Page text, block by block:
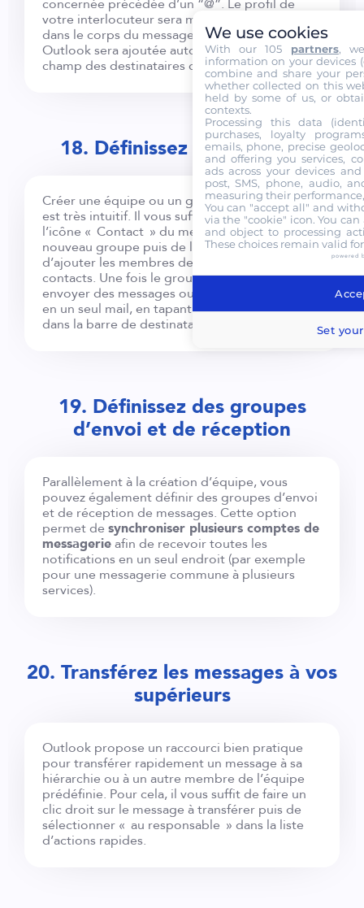
concernée précédée d’un “@”. Le profil de
votre interlocuteur sera mis en surbrillance
dans le corps du message et son adresse mail
Outlook sera ajoutée automatiquement dans le
champ des destinataires de l’envoi.
18. Définissez des équipes
Créer une équipe ou un groupe sur Outlook
est très intuitif. Il vous suffit de cliquer sur
l’icône « Contact » du menu, de sélectionner
nouveau groupe puis de le nommer et
d’ajouter les membres depuis votre carnet de
contacts. Une fois le groupe créé, vous pourrez
envoyer des messages ou inviter toute l’équipe
en un seul mail, en tapant le nom du groupe
dans la barre de destinataire.
19. Définissez des groupes
d’envoi et de réception
Parallèlement à la création d’équipe, vous
pouvez également définir des groupes d’envoi
et de réception de messages. Cette option
permet de synchroniser plusieurs comptes de
messagerieafin de recevoir toutes les
notifications en un seul endroit (par exemple
pour une messagerie commune à plusieurs
services).
20. Transférez les messages à vos
supérieurs
Outlook propose un raccourci bien pratique
pour transférer rapidement un message à sa
hiérarchie ou à un autre membre de l’équipe
prédéfinie. Pour cela, il vous suffit de faire un
clic droit sur le message à transférer puis de
sélectionner « au responsable » dans la liste
d’actions rapides.
We use cookies
With our 105 partners,
information on your devices
combine and share your
whether collected on this
held by some of us, or
contexts.
Processing this data
purchases, loyalty
emails, phone, precise
and offering you services,
ads across your devices
post, SMS, phone, audio,
measuring their
You can "accept all" and
via the "cookie" icon. You
and object to processing
These choices remain valid
powered
Set